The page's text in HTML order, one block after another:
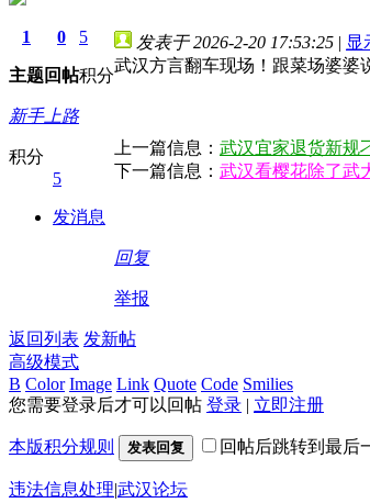
1
主题
0
回帖
5
积分
新手上路
积分
5
发消息
发表于 2026-2-20 17:53:25 | 显
武汉方言翻车现场！跟菜场婆婆
上一篇信息： 武汉宜家退货新规
下一篇信息： 武汉看樱花除了武
回复
举报
返回列表 发新帖
高级模式
B Color Image Link Quote Code Smilies
您需要登录后才可以回帖 登录 | 立即注册
本版积分规则 发表回复 回帖后跳转到最后
违法信息处理|武汉论坛